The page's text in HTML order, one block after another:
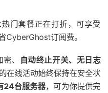
门套餐正在打折，可享受
CyberGhost订阅费。
、
自动终止开关、无日志
在线活动始终保持在安全状
24台服务器，可为你提供完